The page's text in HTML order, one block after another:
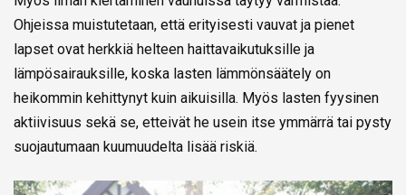
Ohjeissa muistutetaan, että erityisesti vauvat ja pienet
lapset ovat herkkiä helteen haittavaikutuksille ja
lämpösairauksille, koska lasten lämmönsäätely on
heikommin kehittynyt kuin aikuisilla. Myös lasten fyysinen
aktiivisuus sekä se, etteivät he usein itse ymmärrä tai pysty
suojautumaan kuumuudelta lisää riskiä.